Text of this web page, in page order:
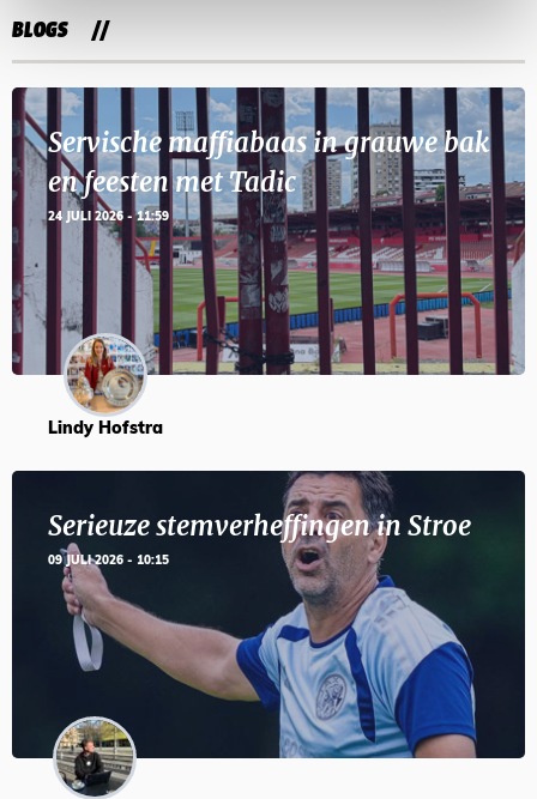
BLOGS
Servische maffiabaas in grauwe bak
en feesten met Tadic
24 JULI 2026 - 11:59
Lindy Hofstra
Serieuze stemverheffingen in Stroe
09 JULI 2026 - 10:15